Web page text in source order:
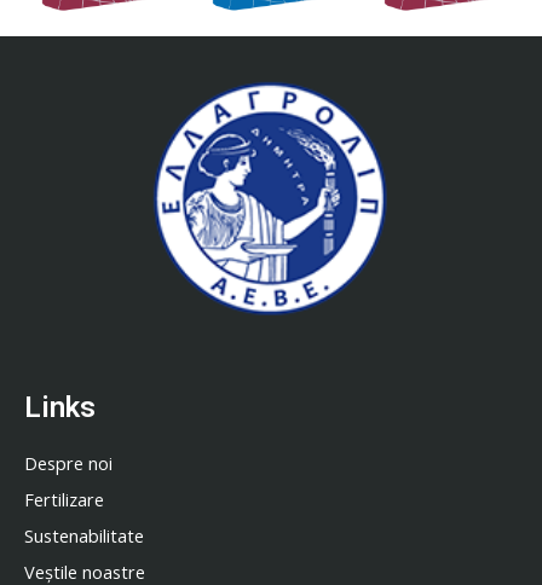
Links
Despre noi
Fertilizare
Sustenabilitate
Veștile noastre